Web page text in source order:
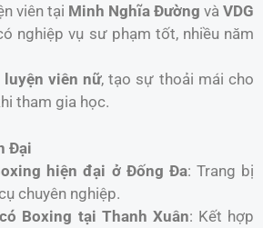
viên tại Minh Nghĩa Đường và VDG
nghiệp vụ sư phạm tốt, nhiều năm
luyện viên nữ, tạo sự thoải mái cho
tham gia học.
Đại
hiện đại ở Đống Đa: Trang bị
chuyên nghiệp.
Boxing tại Thanh Xuân: Kết hợp